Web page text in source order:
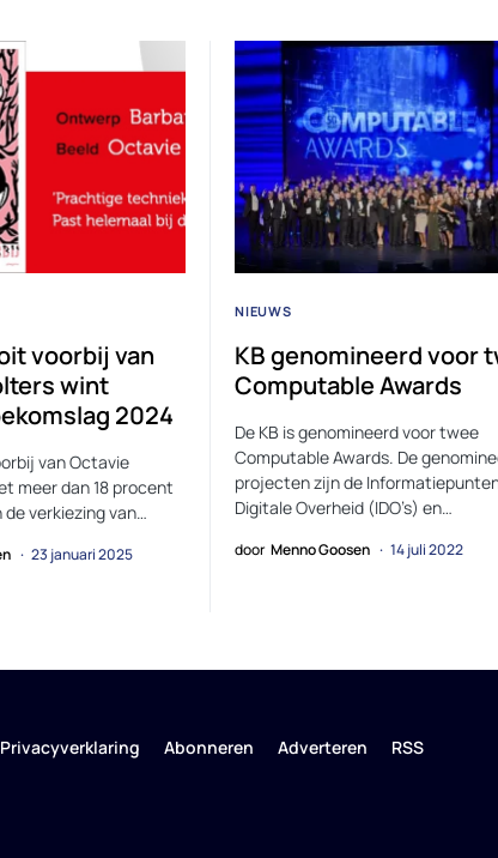
voorbij van
wint
2024
van Octavie
meer dan 18 procent
verkiezing van…
23 januari 2025
NIEUWS
KB genomineerd voor
Computable Awards
De KB is genomineerd voor twee
Computable Awards. De
projecten zijn de
Digitale Overheid (IDO’s) en…
door Menno Goosen 14 juli 2022
Privacyverklaring Abonneren Adverteren RSS